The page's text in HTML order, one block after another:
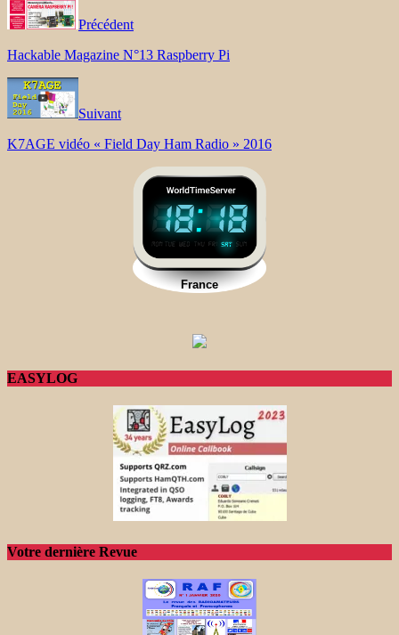
Précédent
Hackable Magazine N°13 Raspberry Pi
Suivant
K7AGE vidéo « Field Day Ham Radio » 2016
EASYLOG
Votre dernière Revue